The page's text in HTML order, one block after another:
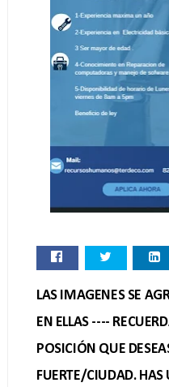
LAS IMAGENES SE
EN ELLAS ----
POSICIÓN QUE
FUERTE/CIUDAD. HAS